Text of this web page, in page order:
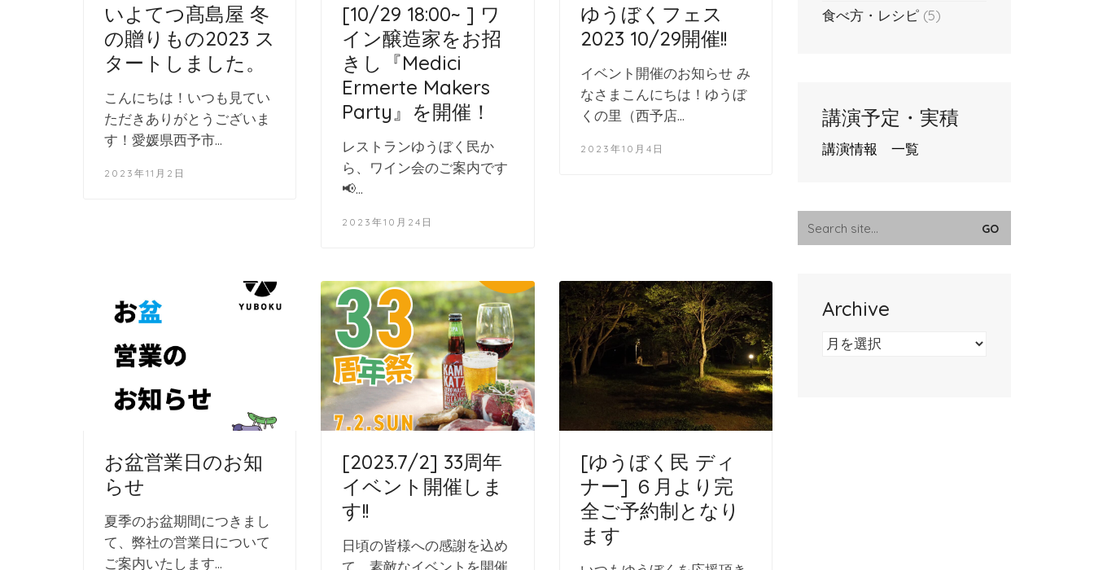
いよてつ髙島屋 冬
の贈りもの2023 ス
タートしました。
こんにちは！いつも見てい
ただきありがとうございま
す！愛媛県西予市…
2023年11月2日
[10/29 18:00~ ] ワ
イン醸造家をお招
きし『Medici
Ermerte Makers
Party』を開催！
レストランゆうぼく民か
ら、ワイン会のご案内です
📢…
2023年10月24日
ゆうぼくフェス
2023 10/29開催!!
イベント開催のお知らせ み
なさまこんにちは！ゆうぼ
くの里（西予店…
2023年10月4日
お盆営業日のお知
らせ
夏季のお盆期間につきまし
て、弊社の営業日について
ご案内いたします…
[2023.7/2] 33周年
イベント開催しま
す!!
日頃の皆様への感謝を込め
て、素敵なイベントを開催
[ゆうぼく民 ディ
ナー] ６月より完
全ご予約制となり
ます
食べ方・レシピ(5)
講演予定・実積
講演情報 一覧
for:
Archive
Archive